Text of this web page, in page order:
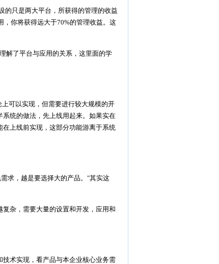
只是两大平台，所获得的管理的收益
，你将获得远大于70%的管理收益。这
了平台与应用的关系，这里面的学
可以实现，但需要进行较大规模的开
统的做法，先上线用起来。如果实在
上线前实现，这部分功能游离于系统
求，越是要选择大的产品。"其实这
杂，需要大量的设置和开发，应用和
术实现，看产品与本企业核心业务需